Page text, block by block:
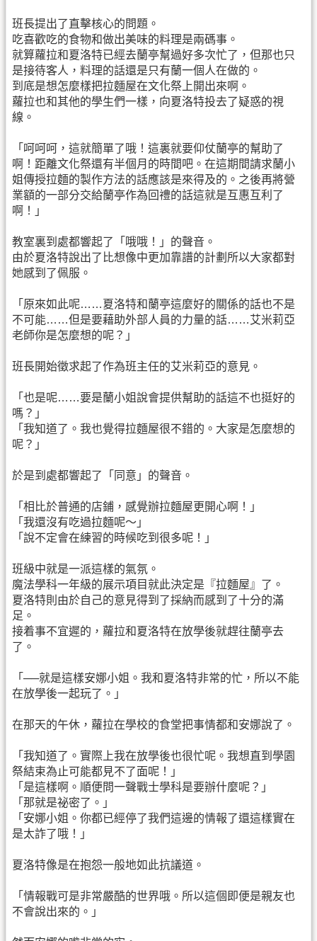
班長提出了直擊核心的問題。
吃喜歡吃的食物和做出美味的料理是兩碼事。
就算蘿拉和夏洛特已經去蘭亭幫過好多次忙了，但那也只
是接待客人，料理的話還是只有蘭一個人在做的。
到底是想怎麼樣把拉麵屋在文化祭上開出來啊。
蘿拉也和其他的學生們一樣，向夏洛特投去了疑惑的視
線。
「呵呵呵，這就簡單了哦！這裏就要仰仗蘭亭的幫助了
啊！距離文化祭還有半個月的時間吧。在這期間請求蘭小
姐傳授拉麵的製作方法的話應該是來得及的。之後再將營
業額的一部分交給蘭亭作為回禮的話這就是互惠互利了
啊！」
教室裏到處都響起了「哦哦！」的聲音。
由於夏洛特說出了比想像中更加靠譜的計劃所以大家都對
她感到了佩服。
「原來如此呢……夏洛特和蘭亭這麼好的關係的話也不是
不可能……但是要藉助外部人員的力量的話……艾米莉亞
老師你是怎麼想的呢？」
班長開始徵求起了作為班主任的艾米莉亞的意見。
「也是呢……要是蘭小姐說會提供幫助的話這不也挺好的
嗎？」
「我知道了。我也覺得拉麵屋很不錯的。大家是怎麼想的
呢？」
於是到處都響起了「同意」的聲音。
「相比於普通的店鋪，感覺辦拉麵屋更開心啊！」
「我還沒有吃過拉麵呢～」
「說不定會在練習的時候吃到很多呢！」
班級中就是一派這樣的氣氛。
魔法學科一年級的展示項目就此決定是『拉麵屋』了。
夏洛特則由於自己的意見得到了採納而感到了十分的滿
足。
接着事不宜遲的，蘿拉和夏洛特在放學後就趕往蘭亭去
了。
「──就是這樣安娜小姐。我和夏洛特非常的忙，所以不能
在放學後一起玩了。」
在那天的午休，蘿拉在學校的食堂把事情都和安娜說了。
「我知道了。實際上我在放學後也很忙呢。我想直到學園
祭結束為止可能都見不了面呢！」
「是這樣啊。順便問一聲戰士學科是要辦什麼呢？」
「那就是祕密了。」
「安娜小姐。你都已經停了我們這邊的情報了還這樣實在
是太詐了哦！」
夏洛特像是在抱怨一般地如此抗議道。
「情報戰可是非常嚴酷的世界哦。所以這個即便是親友也
不會說出來的。」